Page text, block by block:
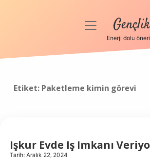
Anasayfa
menüyü
Enerji dolu
Etiket: Paketleme kimin görevi
Işkur Evde Iş Imkanı
Tarih: Aralık 22, 2024